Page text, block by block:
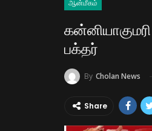
ஆன்மீகம்
பக்தர்
By Cholan News
Share